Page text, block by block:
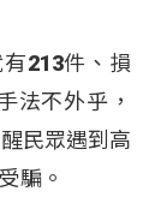
213件、損
法不外乎，
民眾遇到高
騙。